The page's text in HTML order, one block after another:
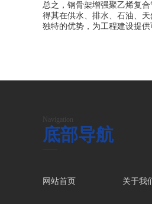
总之，钢骨架增强聚乙烯复
得其在供水、排水、石油、
独特的优势，为工程建设提供
底部导航
网站首页 关于我